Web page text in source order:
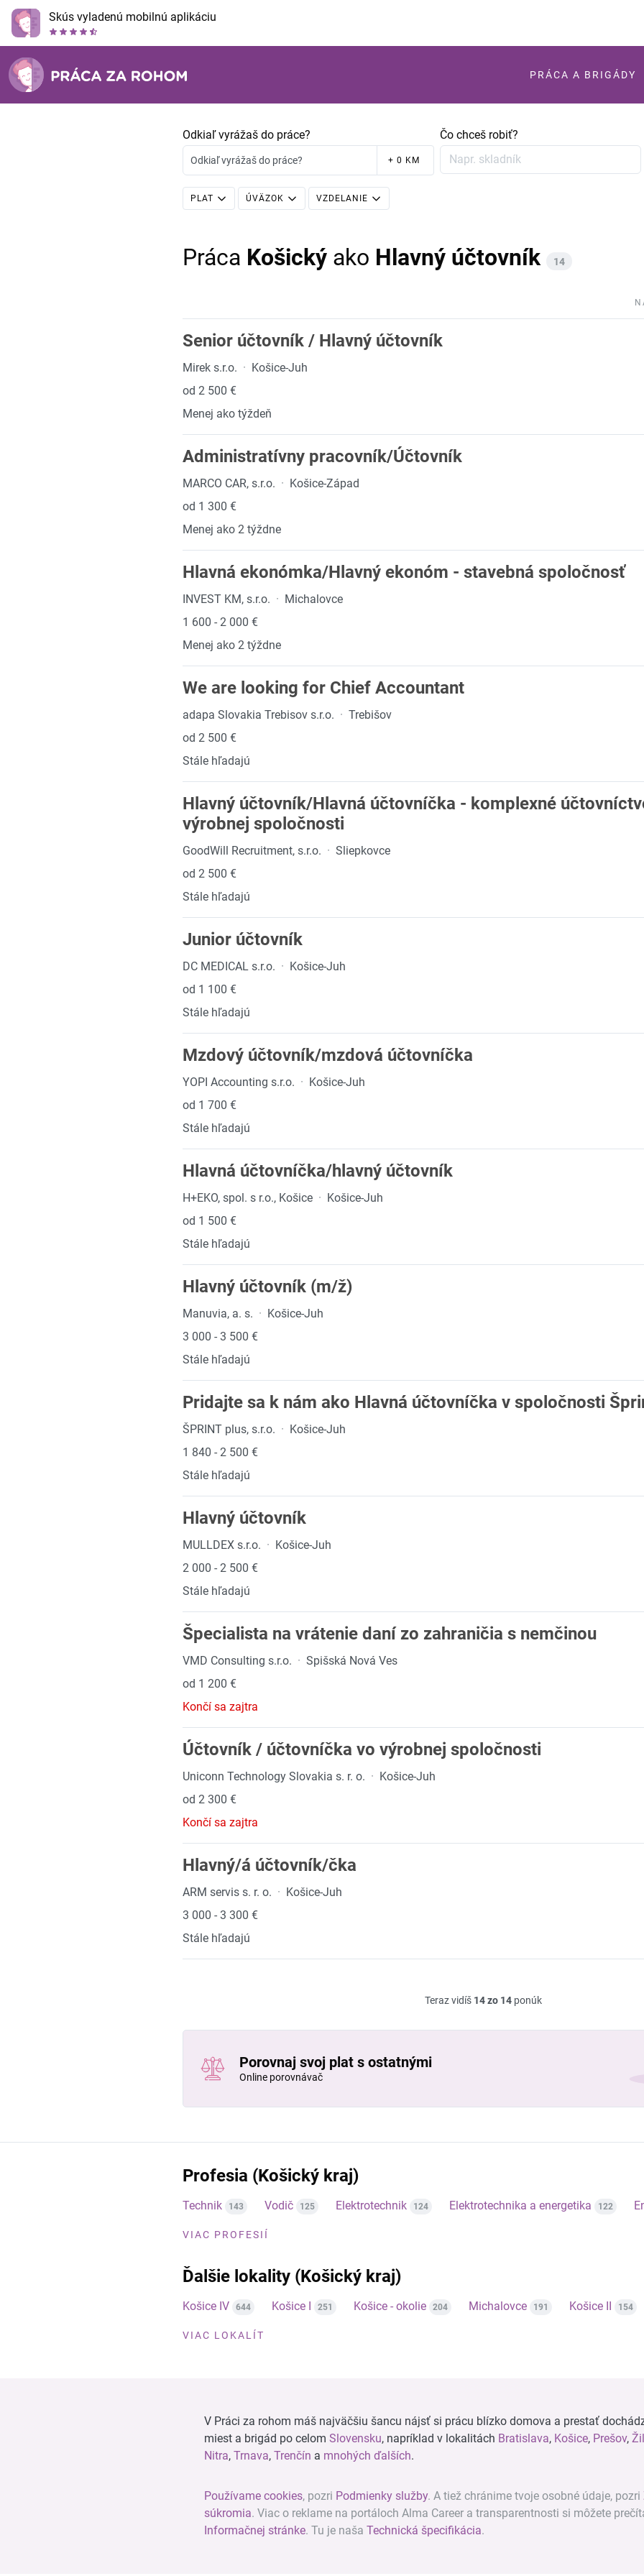
Skús vyladenú mobilnú aplikáciu
PRÁCA A BRIGÁDY
Odkiaľ vyrážaš do práce?
Odkiaľ vyrážaš do práce? + 0 KM
Čo chceš robiť?
PLAT ÚVÄZOK VZDELANIE
Práca Košický ako Hlavný účtovník 14
Senior účtovník / Hlavný účtovník
Mirek s.r.o. · Košice-Juh
od 2 500 €
Menej ako týždeň
Administratívny pracovník/Účtovník
MARCO CAR, s.r.o. · Košice-Západ
od 1 300 €
Menej ako 2 týždne
Hlavná ekonómka/Hlavný ekonóm - stavebná spoločnosť
INVEST KM, s.r.o. · Michalovce
1 600 - 2 000 €
Menej ako 2 týždne
We are looking for Chief Accountant
adapa Slovakia Trebisov s.r.o. · Trebišov
od 2 500 €
Stále hľadajú
Hlavný účtovník/Hlavná účtovníčka - komplexné
výrobnej spoločnosti
GoodWill Recruitment, s.r.o. · Sliepkovce
od 2 500 €
Stále hľadajú
Junior účtovník
DC MEDICAL s.r.o. · Košice-Juh
od 1 100 €
Stále hľadajú
Mzdový účtovník/mzdová účtovníčka
YOPI Accounting s.r.o. · Košice-Juh
od 1 700 €
Stále hľadajú
Hlavná účtovníčka/hlavný účtovník
H+EKO, spol. s r.o., Košice · Košice-Juh
od 1 500 €
Stále hľadajú
Hlavný účtovník (m/ž)
Manuvia, a. s. · Košice-Juh
3 000 - 3 500 €
Stále hľadajú
Pridajte sa k nám ako Hlavná účtovníčka v spoločnosti
ŠPRINT plus, s.r.o. · Košice-Juh
1 840 - 2 500 €
Stále hľadajú
Hlavný účtovník
MULLDEX s.r.o. · Košice-Juh
2 000 - 2 500 €
Stále hľadajú
Špecialista na vrátenie daní zo zahraničia s nemčinou
VMD Consulting s.r.o. · Spišská Nová Ves
od 1 200 €
Končí sa zajtra
Účtovník / účtovníčka vo výrobnej spoločnosti
Uniconn Technology Slovakia s. r. o. · Košice-Juh
od 2 300 €
Končí sa zajtra
Hlavný/á účtovník/čka
ARM servis s. r. o. · Košice-Juh
3 000 - 3 300 €
Stále hľadajú
Teraz vidíš 14 zo 14ponúk
Porovnaj svoj plat s ostatnými
Online porovnávač
Profesia (Košický kraj)
Technik 143 Vodič 125 Elektrotechnik 124 Elektrotechnika a energetika 122
VIAC PROFESIÍ
Ďalšie lokality (Košický kraj)
Košice IV 644 Košice I 251 Košice - okolie 204 Michalovce 191 Košice II 154
VIAC LOKALÍT
V Práci za rohom máš najväčšiu šancu nájsť si prácu blízko domova a prestať
miest a brigád po celom Slovensku, napríklad v lokalitách Bratislava, Košice, Prešov,
Nitra, Trnava, Trenčín a mnohých ďalších.
Používame cookies, pozri Podmienky služby. A tiež chránime tvoje osobné údaje, pozri
súkromia. Viac o reklame na portáloch Alma Career a transparentnosti si môžete
Informačnej stránke. Tu je naša Technická špecifikácia.